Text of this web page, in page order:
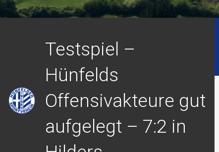
Testspiel –
Hünfelds
Offensivakteure gut
aufgelegt – 7:2 in